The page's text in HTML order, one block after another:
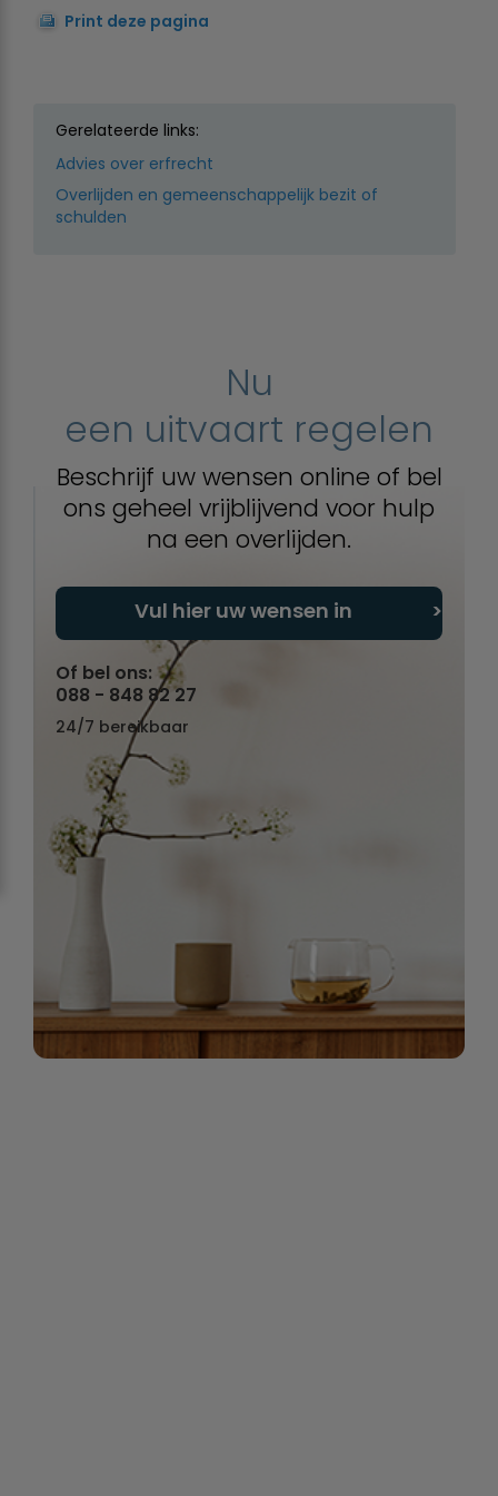
Print deze pagina
Gerelateerde links:
Advies over erfrecht
Overlijden en gemeenschappelijk bezit of
schulden
Nu
een uitvaart regelen
Beschrijf uw wensen online of bel
ons geheel vrijblijvend voor hulp
na een overlijden.
Vul hier uw wensen in
Of bel ons:
088 - 848 82 27
24/7 bereikbaar